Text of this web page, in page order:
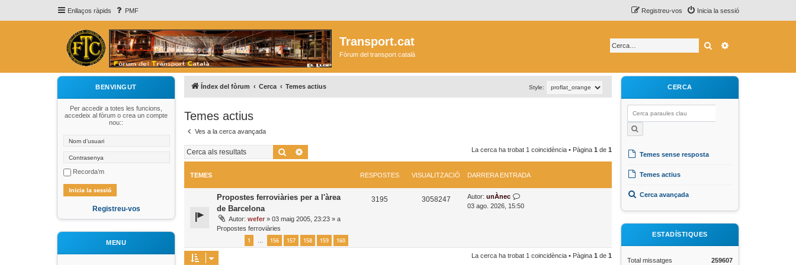
Enllaços ràpids PMF Inicia la sessió
Registreu-vos
Transport.cat
Fòrum del transport català
Cerca
BENVINGUT
Per accedir a totes les funcions,
accedeix al fòrum o crea un compte
nou::
Recorda’m
Registreu-vos
MENU
Índex del fòrum Cerca Temes actius Style:
Temes actius
Ves a la cerca avançada
Cerca La cerca ha trobat 1 coincidència • Pàgina 1 de 1
TEMES RESPOSTES VISUALITZACIÓ DARRERA ENTRADA
Propostes ferroviàries per a l'àrea
de Barcelona
Autor: wefer » 03 maig 2005, 23:23 » a
Propostes ferroviàries
1 … 156 157 158 159 160
3195 3058247V
D
a
Autor: unÀnec
03 ago. 2026, 15:50
La cerca ha trobat 1 coincidència • Pàgina 1 de 1
CERCA
Temes sense resposta
Temes actius
Cerca avançada
ESTADÍSTIQUES
Total missatges 259607